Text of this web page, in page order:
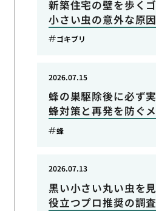
新築住宅の壁を歩く
小さい虫の意外な原因
ゴキブリ
蜂の巣駆除後に必ず
蜂対策と再発を防ぐ
2026.07.15
蜂
黒い小さい丸い虫を
役立つプロ推奨の調
2026.07.13